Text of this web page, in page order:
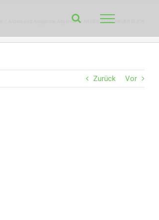
Allgemein NEUES JAHR, NEUER BLICK
Zurück Vor